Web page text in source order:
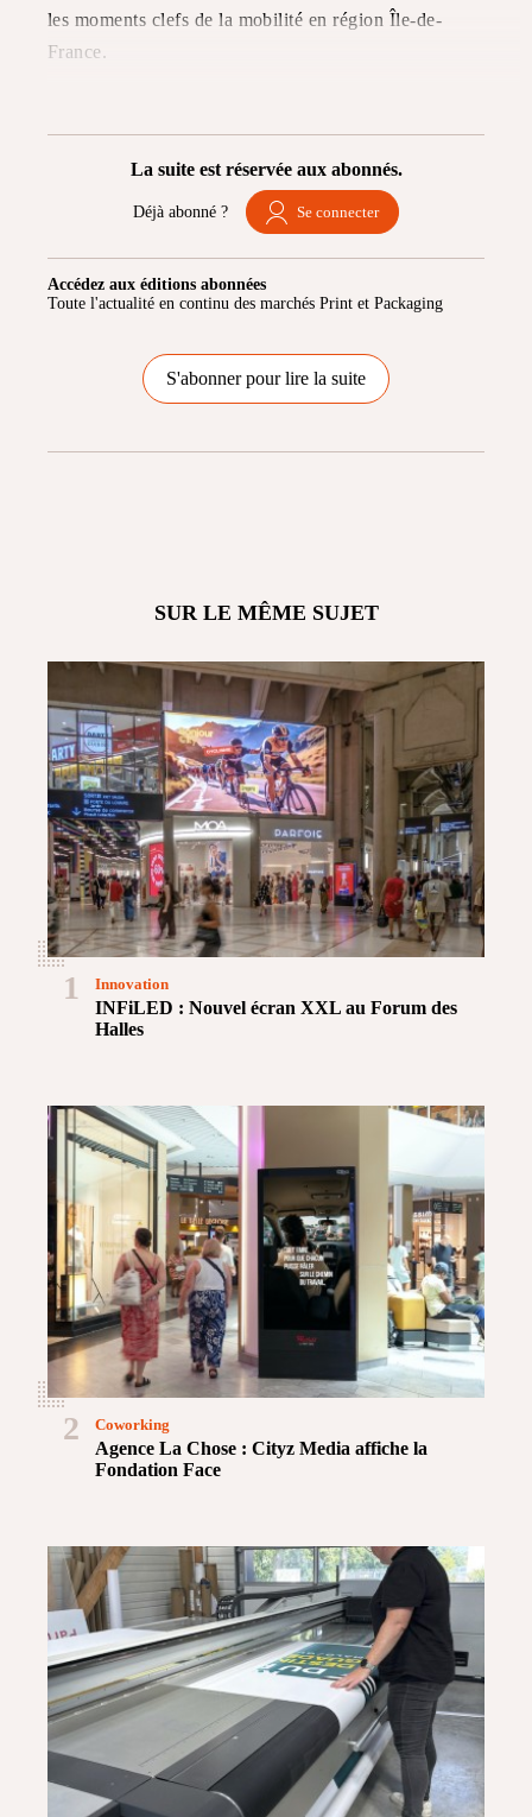
les moments clefs de la mobilité en région Île-de-
France.
La suite est réservée aux abonnés.
Déjà abonné ? Se connecter
Accédez aux éditions abonnées
Toute l'actualité en continu des marchés Print et Packaging
S'abonner pour lire la suite
SUR LE MÊME SUJET
1
INFiLED : Nouvel écran XXL au Forum des
Halles
Innovation
2
Agence La Chose : Cityz Media affiche la
Fondation Face
Coworking